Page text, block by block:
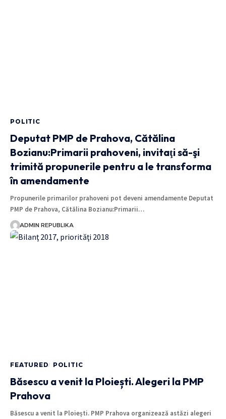
POLITIC
Deputat PMP de Prahova, Cătălina
Bozianu:Primarii prahoveni, invitaţi să-şi
trimită propunerile pentru a le transforma
în amendamente
Propunerile primarilor prahoveni pot deveni amendamente Deputat
PMP de Prahova, Cătălina Bozianu:Primarii…
ADMIN REPUBLIKA
FEATURED POLITIC
Băsescu a venit la Ploiești. Alegeri la PMP
Prahova
Băsescu a venit la Ploiești. PMP Prahova organizează astăzi alegeri